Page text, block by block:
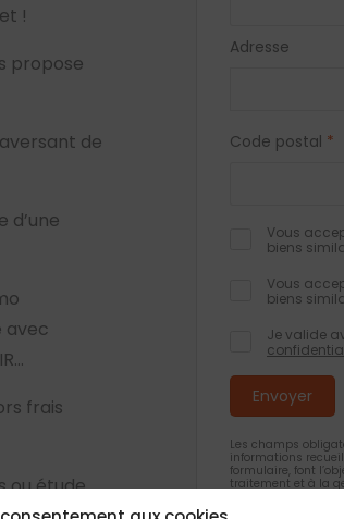
!
propose
de
d’une
avec
frais
ou étude
Adresse
Code postal *
Vous
biens
Vous
biens
Je valide
Les champs
informations
formulaire, font
traitement et à la
feront pas l’objet
Conformément à